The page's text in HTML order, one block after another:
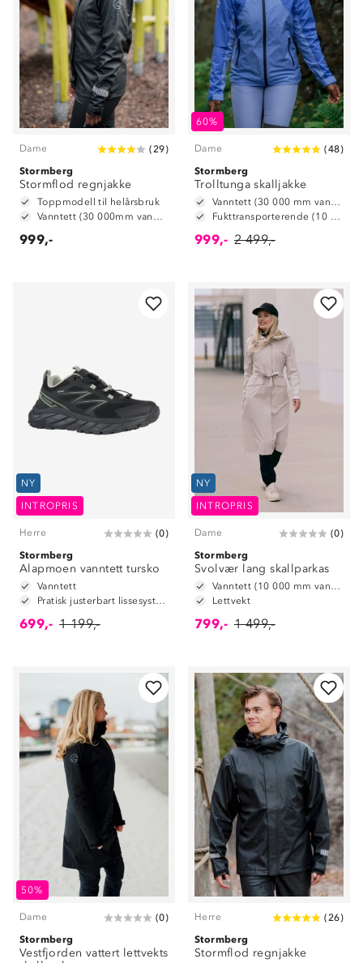
Dame (29)
Stormberg
Stormflod regnjakke
Toppmodell til helårsbruk
Vanntett (30 000mm vannsøyle)
999,-
60%
Dame (48)
Stormberg
Trolltunga skalljakke
Vanntett (30 000 mm vannsøyle)
Fukttransporterende (10 000 g/m2/24t)
999,- 2 499,-
NY
INTROPRIS
Herre (0)
Stormberg
Alapmoen vanntett tursko
Vanntett
Pratisk justerbart lissesystem
699,- 1 199,-
NY
INTROPRIS
Dame (0)
Stormberg
Svolvær lang skallparkas
Vanntett (10 000 mm vannsøyle)
Lettvekt
799,- 1 499,-
50%
Dame (0)
Stormberg
Vestfjorden vattert lettvekts
Herre (26)
Stormberg
Stormflod regnjakke